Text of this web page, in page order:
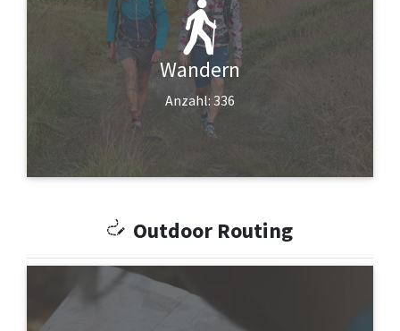
Wandern
Anzahl: 336
Outdoor Routing